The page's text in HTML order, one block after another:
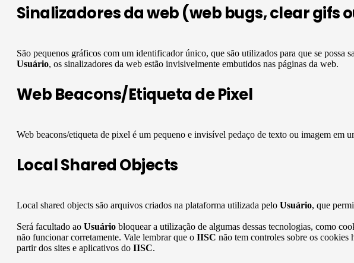
Sinalizadores da web (web bugs, clear gifs
São pequenos gráficos com um identificador único, que são utilizados para que se
Usuário, os sinalizadores da web estão invisivelmente embutidos nas páginas da web.
Web Beacons/Etiqueta de Pixel
Web beacons/etiqueta de pixel é um pequeno e invisível pedaço de texto ou imagem em
Local Shared Objects
Local shared objects são arquivos criados na plataforma utilizada pelo Usuário, que
Será facultado ao Usuário bloquear a utilização de algumas dessas tecnologias, como
não funcionar corretamente. Vale lembrar que o IISC não tem controles sobre os cookies
partir dos sites e aplicativos do IISC.